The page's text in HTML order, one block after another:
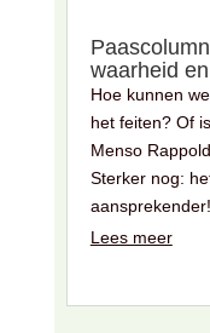
waarheid
Hoe kunnen
het feiten? Of
Menso
Sterker nog:
aansprekender!
Lees meer